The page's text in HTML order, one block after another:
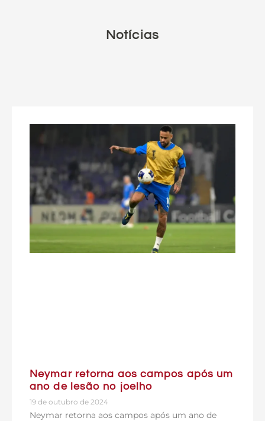
Notícias
Neymar retorna aos campos após um
ano de lesão no joelho
19 de outubro de 2024
Neymar retorna aos campos após um ano de